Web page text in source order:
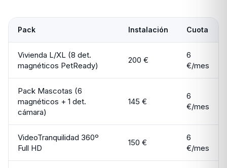
Pack Instalación Cuota
Vivienda L/XL (8 det.
magnéticos PetReady)
200 €
6
€/mes
Pack Mascotas (6
magnéticos + 1 det.
cámara)
145 €
6
€/mes
VideoTranquilidad 360º
Full HD
150 €
6
€/mes